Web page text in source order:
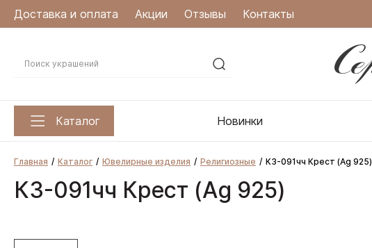
Доставка и оплата Акции Отзывы Контакты
Каталог Новинки
Главная Каталог Ювелирные изделия Религиозные К3-091чч Крест (Ag 925)
К3-091чч Крест (Ag 925)